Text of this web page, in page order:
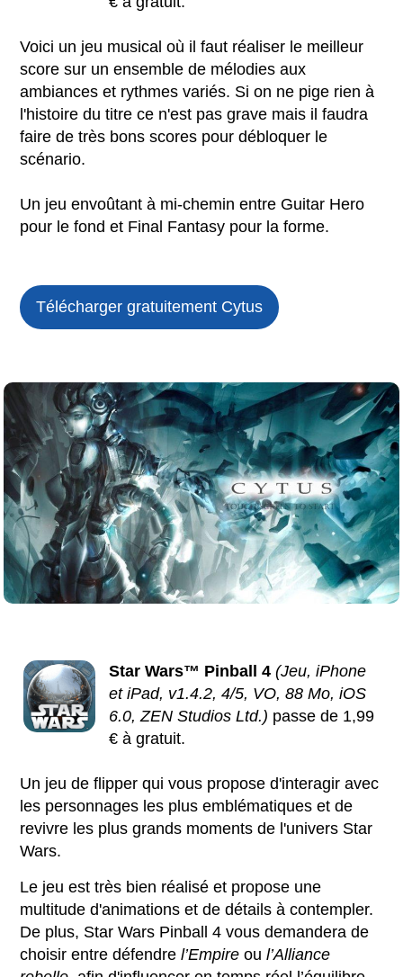
Voici un jeu musical où il faut réaliser le meilleur
score sur un ensemble de mélodies aux
ambiances et rythmes variés. Si on ne pige rien à
l'histoire du titre ce n'est pas grave mais il faudra
faire de très bons scores pour débloquer le
scénario.
Un jeu envoûtant à mi-chemin entre Guitar Hero
pour le fond et Final Fantasy pour la forme.
Télécharger gratuitement Cytus
Star Wars™ Pinball 4 (Jeu, iPhone
et iPad, v1.4.2, 4/5, VO, 88 Mo, iOS
6.0, ZEN Studios Ltd.) passe de 1,99
€ à gratuit.
Un jeu de flipper qui vous propose d'interagir avec
les personnages les plus emblématiques et de
revivre les plus grands moments de l'univers Star
Wars.
Le jeu est très bien réalisé et propose une
multitude d'animations et de détails à contempler.
De plus, Star Wars Pinball 4 vous demandera de
choisir entre défendrel’Empire oul’Alliance